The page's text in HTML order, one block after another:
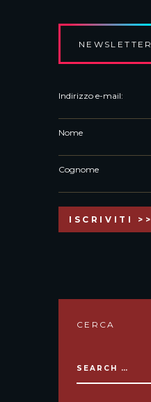
NEWSLETTER
Indirizzo e-mail:
Nome
Cognome
CERCA